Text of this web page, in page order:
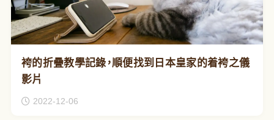
袴的折疊教學記錄，順便找到日本皇家的着袴之儀
影片
2022-12-06